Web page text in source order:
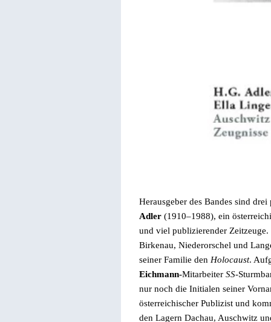
Herausgeber des Bandes sind
Adler (1910–1988), ein
und viel publizierender Zeitzeuge.
Birkenau, Niederorschel und
seiner Familie den Holocaust.
Eichmann-Mitarbeiter SS-
nur noch die Initialen seiner
österreichischer Publizist und
den Lagern Dachau, Auschwitz